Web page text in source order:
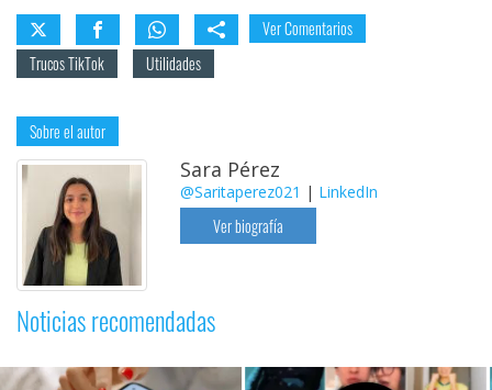
Ver Comentarios
Trucos TikTok
Utilidades
Sobre el autor
Sara Pérez
@Saritaperez021 | LinkedIn
Ver biografía
Noticias recomendadas